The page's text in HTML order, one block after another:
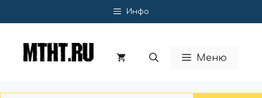
к
Инфо
Меню